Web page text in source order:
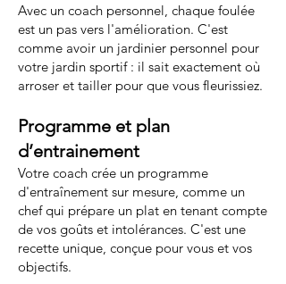
Avec un coach personnel, chaque foulée
est un pas vers l'amélioration. C'est
comme avoir un jardinier personnel pour
votre jardin sportif : il sait exactement où
arroser et tailler pour que vous fleurissiez.
Programme et plan
d’entrainement
Votre coach crée un programme
d'entraînement sur mesure, comme un
chef qui prépare un plat en tenant compte
de vos goûts et intolérances. C'est une
recette unique, conçue pour vous et vos
objectifs.